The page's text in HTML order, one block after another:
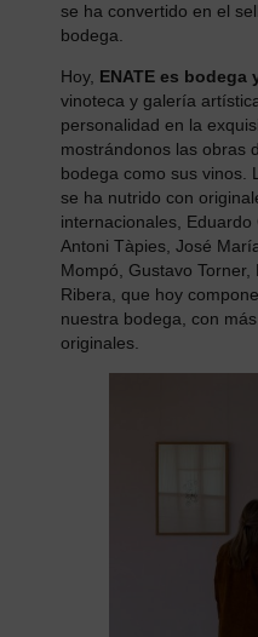
se ha convertido en el
bodega.
Hoy, ENATE es bodega
vinoteca y galería
personalidad en la
mostrándonos las obras
bodega como sus vinos.
se ha nutrido con
internacionales,
Antoni Tàpies, José
Mompó, Gustavo
Ribera, que hoy
nuestra bodega, con
originales.